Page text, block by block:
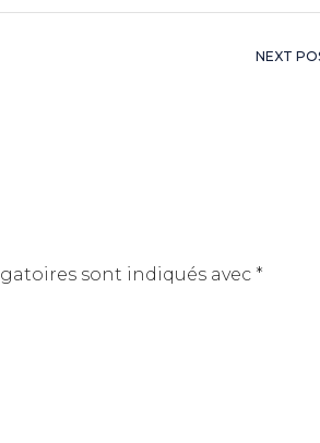
NEXT
sont indiqués avec *